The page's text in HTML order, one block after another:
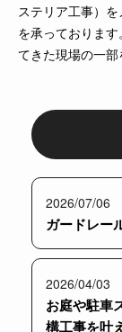
ステリア工事）
を承っておりま
てきた現場の一部
2026/07/06
ガードレー
2026/04/03
お庭や駐車
構工事を叶